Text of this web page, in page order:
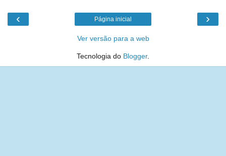
‹ ›
Página inicial
Ver versão para a web
Tecnologia do Blogger.